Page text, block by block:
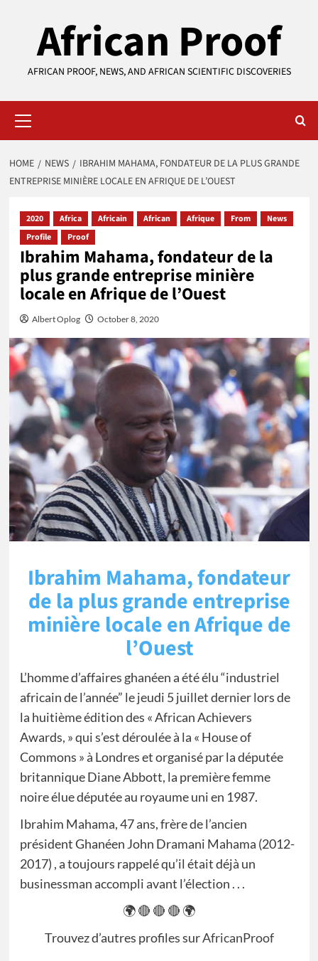
African Proof
AFRICAN PROOF, NEWS, AND AFRICAN SCIENTIFIC DISCOVERIES
Menu
HOME NEWS
IBRAHIM MAHAMA, FONDATEUR DE LA PLUS GRANDE
ENTREPRISE MINIÈRE LOCALE EN AFRIQUE DE L’OUEST
2020 Africa Africain African Afrique From
News
Profile
Proof
Ibrahim Mahama, fondateur de la
plus grande entreprise minière
locale en Afrique de l’Ouest
Albert Oplog October 8, 2020
Ibrahim Mahama, fondateur
de la plus grande entreprise
minière locale en Afrique de
l’Ouest
L’homme d’affaires ghanéen a été élu “industriel
africain de l’année” le jeudi 5 juillet dernier lors de
la huitième édition des « African Achievers
Awards, » qui s’est déroulée à la « House of
Commons » à Londres et organisé par la députée
britannique Diane Abbott, la première femme
noire élue députée au royaume uni en 1987.
Ibrahim Mahama, 47 ans, frère de l’ancien
président Ghanéen John Dramani Mahama (2012-
2017) , a toujours rappelé qu’il était déjà un
businessman accompli avant l’élection . . .
🌍 🔴 🔴 🔴 🌍
Trouvez d’autres profiles surAfricanProof